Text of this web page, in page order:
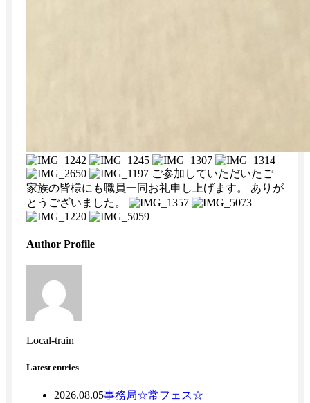
ご参加していただいたご
家族の皆様にも職員一同お礼申し上げます。 ありが
とうございました。
Author Profile
Local-train
Latest entries
2026.08.05事務局☆常フェス☆